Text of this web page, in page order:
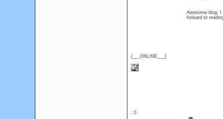
{___ONLINE___}
Awesome blog. I
forward to
: 0